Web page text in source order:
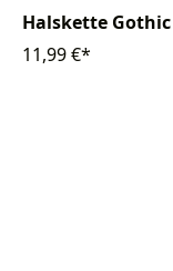
Halskette Gothic
11,99 €*